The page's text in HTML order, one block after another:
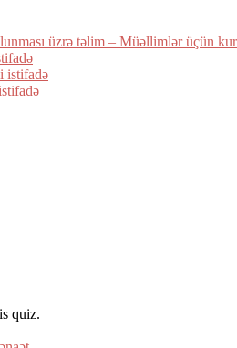
üzrə təlim – Müəllimlər üçün
istifadə
quiz.